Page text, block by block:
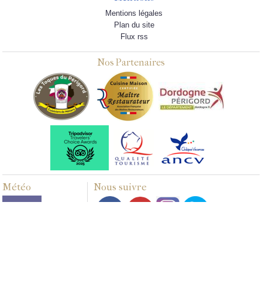
Mentions légales
Plan du site
Flux rss
Nos Partenaires
Météo Nous suivre